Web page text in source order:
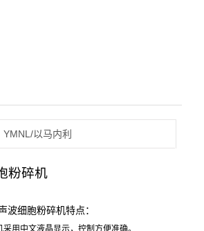
YMNL/以马内利
粉碎机
波细胞粉碎机特点：
用中文液晶显示，控制方便准确。